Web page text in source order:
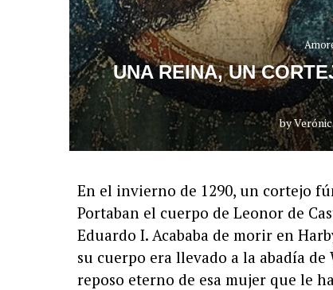
UNA REINA, UN
by
En el invierno de 1290, un cortejo
Portaban el cuerpo de Leonor de
Eduardo I. Acababa de morir en
su cuerpo era llevado a la abadía
reposo eterno de esa mujer que le